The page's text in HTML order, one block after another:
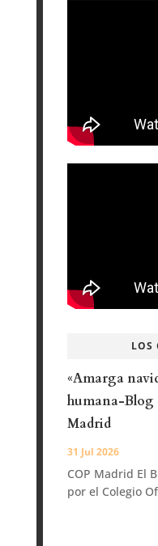
LOS
«Amarga
humana-Blog
Madrid
31 Jul 2026
COP Madrid El
por el Colegio